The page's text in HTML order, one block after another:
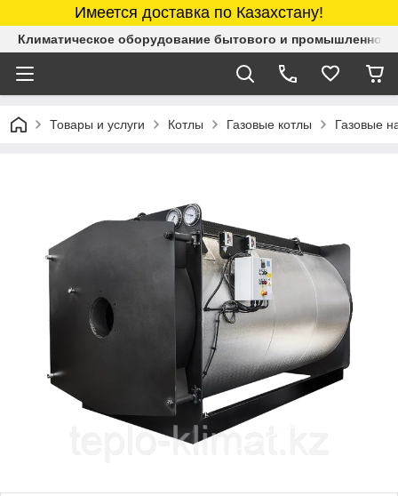
Имеется доставка по Казахстану!
Климатическое оборудование бытового и промышленного
Товары и услуги Котлы Газовые котлы Газовые